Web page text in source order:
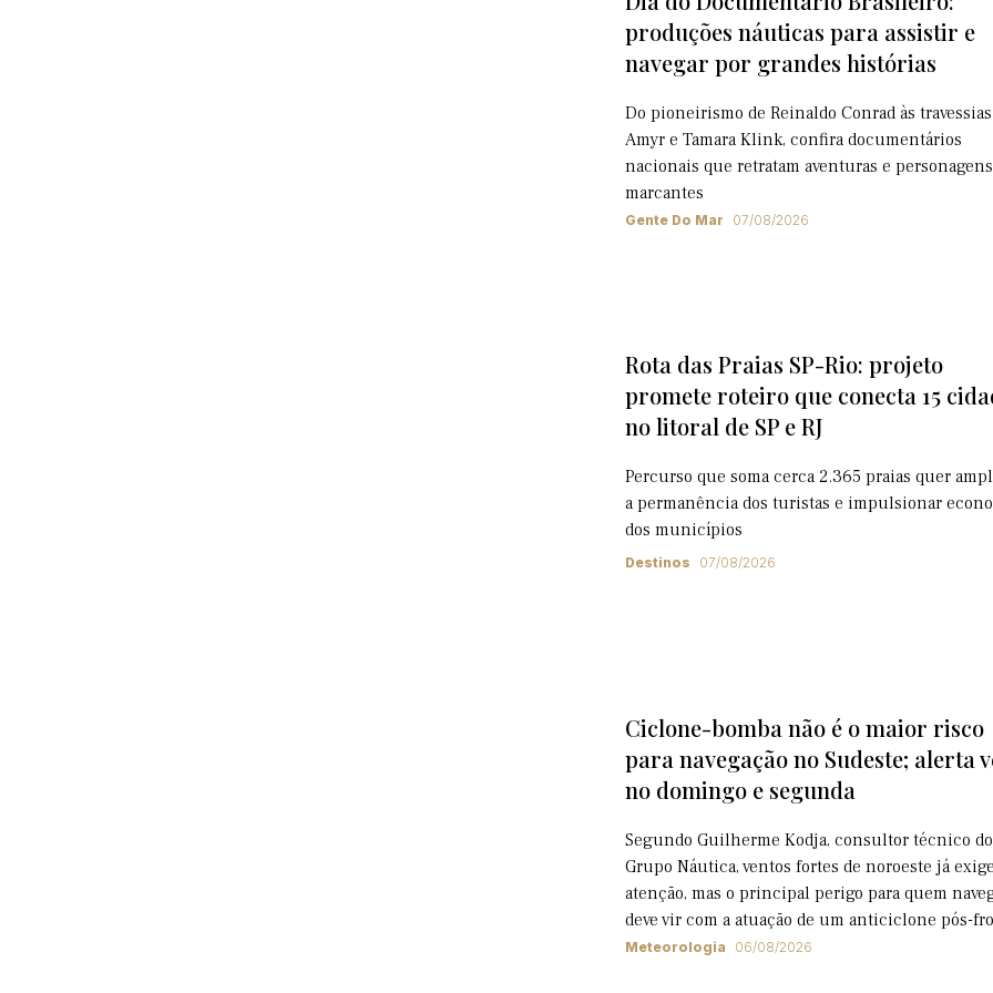
produções náuticas para assistir e
navegar por grandes histórias
Do pioneirismo de Reinaldo Conrad às
Amyr e Tamara Klink, confira documentários
nacionais que retratam aventuras e personagens
marcantes
Gente Do Mar 07/08/2026
Rota das Praias SP-Rio: projeto
promete roteiro que conecta 15
no litoral de SP e RJ
Percurso que soma cerca 2.365 praias quer
a permanência dos turistas e impulsionar
dos municípios
Destinos 07/08/2026
Ciclone-bomba não é o maior risco
para navegação no Sudeste; alerta
no domingo e segunda
Segundo Guilherme Kodja, consultor técnico do
Grupo Náutica, ventos fortes de noroeste já
atenção, mas o principal perigo para quem
deve vir com a atuação de um anticiclone pós-
Meteorologia 06/08/2026